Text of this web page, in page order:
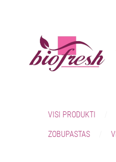
VISI PRODUKTI
ZOBUPASTAS